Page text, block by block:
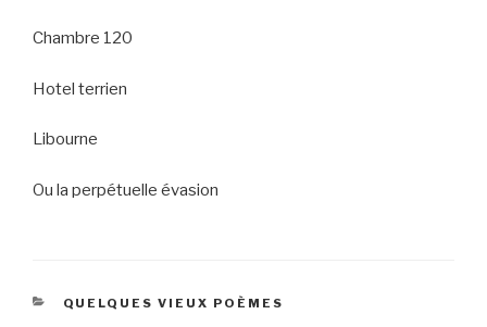
Chambre 120
Hotel terrien
Libourne
Ou la perpétuelle évasion
CATEGORIES
QUELQUES VIEUX POÈMES